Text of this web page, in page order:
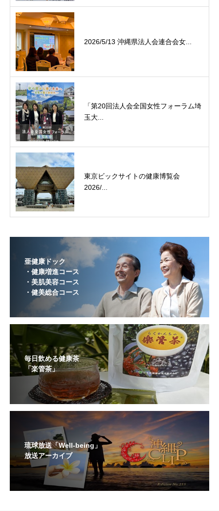
2026/5/13 沖縄県法人会連合会女...
「第20回法人会全国女性フォーラム埼
玉大...
東京ビックサイトの健康博覧会
2026/...
亜健康ドック
・健康増進コース
・美肌美容コース
・健美総合コース
毎日飲める健康茶
「楽管茶」
琉球放送「Well-being」
放送アーカイブ